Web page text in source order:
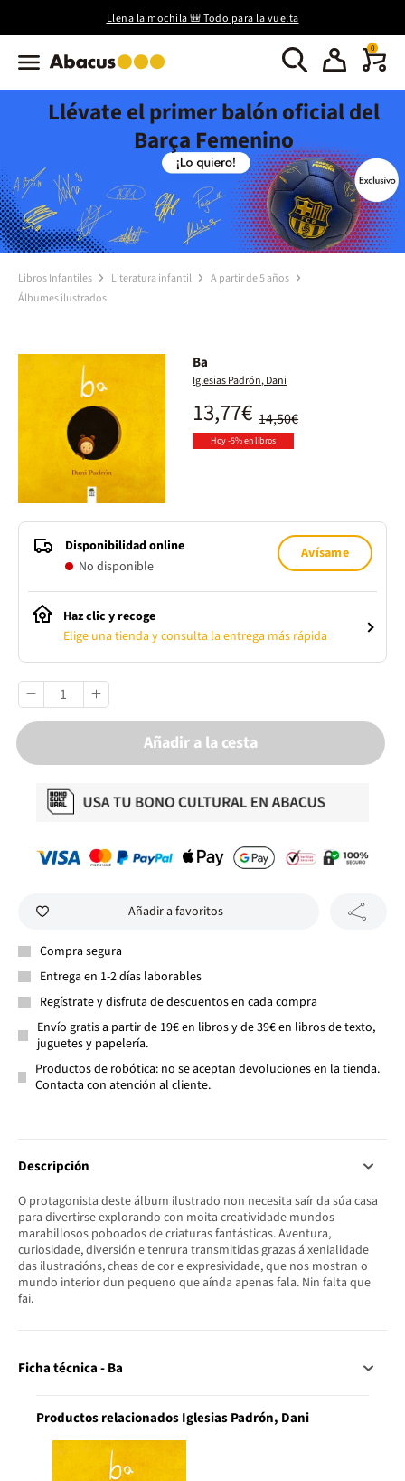
Llena la mochila 🎒 Todo para la vuelta
0
Llévate el primer balón oficial del
Barça Femenino
Libros Infantiles Literatura infantil
A partir de 5 años
Álbumes ilustrados
Ba
Iglesias Padrón, Dani
14,50€
13,77€
Hoy -5% en libros
Disponibilidad online
No disponible
Avísame
Haz clic y recoge
Elige una tienda y consulta la entrega más rápida
Añadir a la cesta
Añadir a favoritos
Compra segura
Entrega en 1-2 días laborables
Regístrate y disfruta de descuentos en cada compra
Envío gratis a partir de 19€ en libros y de 39€ en libros de texto,
juguetes y papelería.
Productos de robótica: no se aceptan devoluciones en la tienda.
Contacta con atención al cliente.
Descripción
O protagonista deste álbum ilustrado non necesita saír da súa casa
para divertirse explorando con moita creatividade mundos
marabillosos poboados de criaturas fantásticas. Aventura,
curiosidade, diversión e tenrura transmitidas grazas á xenialidade
das ilustracións, cheas de cor e expresividade, que nos mostran o
mundo interior dun pequeno que aínda apenas fala. Nin falta que
fai.
Ficha técnica - Ba
Productos relacionados Iglesias Padrón, Dani